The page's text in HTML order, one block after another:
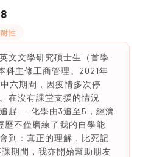
性
文文學研究碩士生（首學
科主修工商管理。2021年
六期間，因疫情多次停
在沒有課堂支援的情況
趕——化學由3追至5，經濟
歷不僅磨練了我的自學能
到：真正的理解，比死記
期間，我亦開始幫助朋友